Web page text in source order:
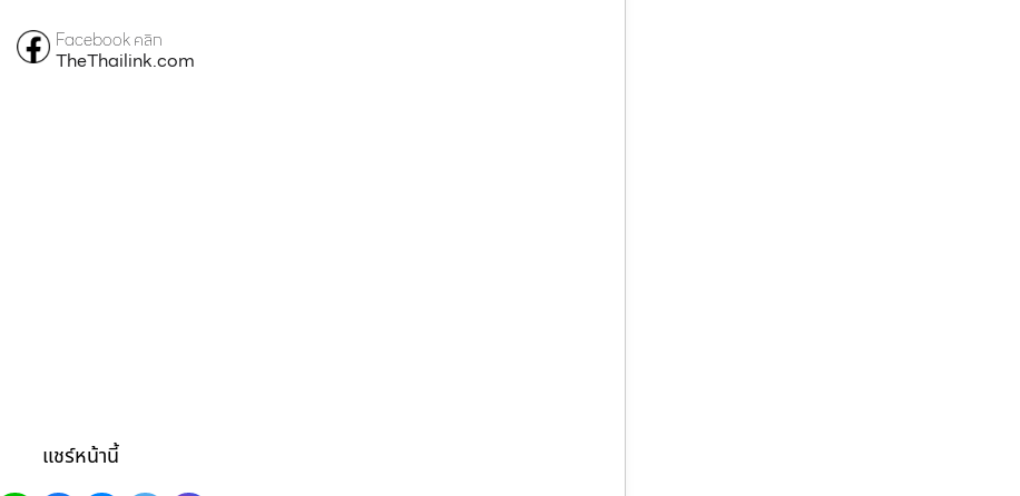
Facebook คลิก
TheThailink.com
แชร์หน้านี้